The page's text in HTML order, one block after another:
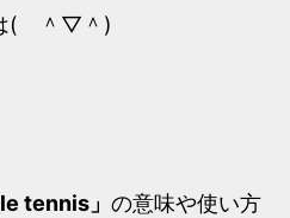
( ＾▽＾)
tennis」 の意味や使い方